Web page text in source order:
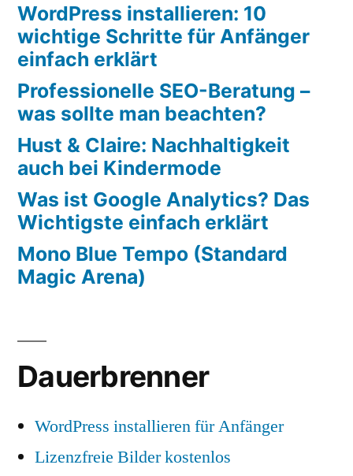
WordPress installieren: 10
wichtige Schritte für Anfänger
einfach erklärt
Professionelle SEO-Beratung –
was sollte man beachten?
Hust & Claire: Nachhaltigkeit
auch bei Kindermode
Was ist Google Analytics? Das
Wichtigste einfach erklärt
Mono Blue Tempo (Standard
Magic Arena)
Dauerbrenner
WordPress installieren für Anfänger
Lizenzfreie Bilder kostenlos